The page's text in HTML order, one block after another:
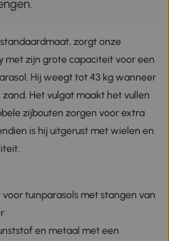
zorgt onze
met zijn grote capaciteit voor een
Hij weegt tot 43 kg wanneer
Het vulgat maakt het vullen
zijbouten zorgen voor extra
is hij uitgerust met wielen en
tuinparasols met stangen van
en metaal met een